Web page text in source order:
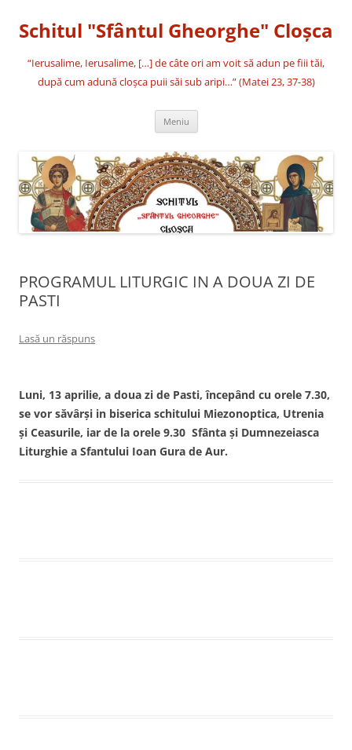
conținut
Schitul "Sfântul Gheorghe" Cloşca
“Ierusalime, Ierusalime, […] de câte ori am voit să adun pe fiii tăi,
după cum adună cloşca puii săi sub aripi…” (Matei 23, 37-38)
Meniu
PROGRAMUL LITURGIC IN A DOUA ZI DE
PASTI
Lasă un răspuns
Luni, 13 aprilie, a doua zi de Pasti, începând cu orele 7.30,
se vor săvârşi in biserica schitului Miezonoptica, Utrenia
şi Ceasurile, iar de la orele 9.30 Sfânta şi Dumnezeiasca
Liturghie a Sfantului Ioan Gura de Aur.